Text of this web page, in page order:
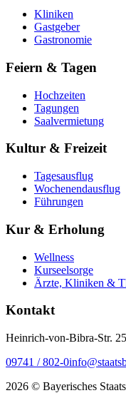
Kliniken
Gastgeber
Gastronomie
Feiern & Tagen
Hochzeiten
Tagungen
Saalvermietung
Kultur & Freizeit
Tagesausflug
Wochenendausflug
Führungen
Kur & Erholung
Wellness
Kurseelsorge
Ärzte, Kliniken &
Kontakt
Heinrich-von-Bibra-Str.
09741 / 802-0
2026 © Bayerisches